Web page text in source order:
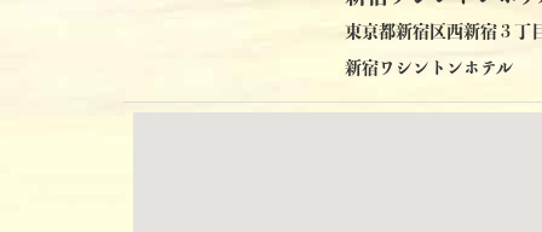
東京都新宿区西新宿３丁
新宿ワシントンホテル